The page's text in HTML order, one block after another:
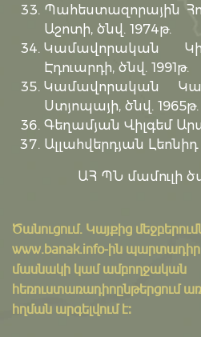
Պահեստազորային
Աշոտի, ծնվ. 1974թ.
Կամավորական
Էդուարդի, ծնվ. 1991թ.
Կամավորական
Ստյոպայի, ծնվ. 1965թ.
Գեղամյան Վիլգեմ
Ալլահվերդյան
ԱՀ ՊՆ մամուլի
Ծանուցում․ Կայքից
www.banak.info-ին պարտադիր
մասնակի կամ ամբողջական
հեռուստառադիոընթերցում
հղման արգելվում է: